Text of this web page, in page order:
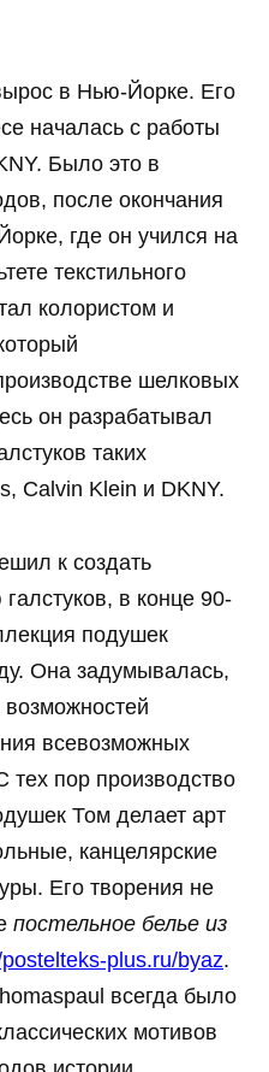
в Нью-Йорке. Его
началась с работы
Было это в
после окончания
где он учился на
текстильного
колористом и
шелковых
он разрабатывал
таких
Calvin Klein и DKNY.
к создать
в конце 90-
подушек
Она задумывалась,
возможностей
всевозможных
тех пор производство
Том делает арт
канцелярские
Его творения не
постельное белье из
plus.ru/byaz.
всегда было
мотивов